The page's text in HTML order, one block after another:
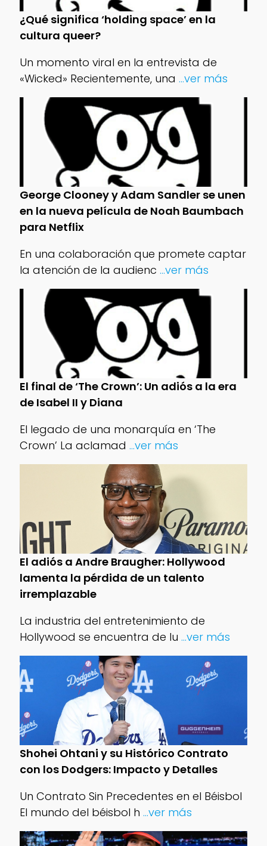
¿Qué significa ‘holding space’ en la
cultura queer?
Un momento viral en la entrevista de
«Wicked» Recientemente, una ...ver más
George Clooney y Adam Sandler se unen
en la nueva película de Noah Baumbach
para Netflix
En una colaboración que promete captar
la atención de la audienc ...ver más
El final de ‘The Crown’: Un adiós a la era
de Isabel II y Diana
El legado de una monarquía en ‘The
Crown’ La aclamad ...ver más
El adiós a Andre Braugher: Hollywood
lamenta la pérdida de un talento
irremplazable
La industria del entretenimiento de
Hollywood se encuentra de lu ...ver más
Shohei Ohtani y su Histórico Contrato
con los Dodgers: Impacto y Detalles
Un Contrato Sin Precedentes en el Béisbol
El mundo del béisbol h ...ver más